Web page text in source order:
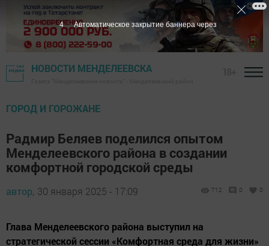
НОВОСТИ МЕНДЕЛЕЕВСКА
ГОРОД И ГОРОЖАНЕ
Радмир Беляев поделился опытом
Менделеевского района в создании
комфортной городской среды
автор, 30 января 2025 - 17:09 712 0 0
Глава Менделеевского района выступил на
стратегической сессии «Комфортная среда для жизни»
3 Автоматическое закрытие баннера через